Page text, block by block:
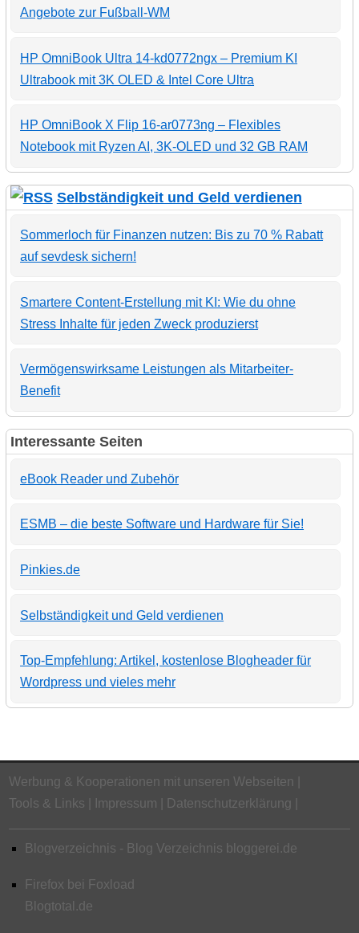
Angebote zur Fußball-WM
HP OmniBook Ultra 14-kd0772ngx – Premium KI
Ultrabook mit 3K OLED & Intel Core Ultra
HP OmniBook X Flip 16-ar0773ng – Flexibles
Notebook mit Ryzen AI, 3K-OLED und 32 GB RAM
Selbständigkeit und Geld verdienen
Sommerloch für Finanzen nutzen: Bis zu 70 % Rabatt
auf sevdesk sichern!
Smartere Content-Erstellung mit KI: Wie du ohne
Stress Inhalte für jeden Zweck produzierst
Vermögenswirksame Leistungen als Mitarbeiter-
Benefit
Interessante Seiten
eBook Reader und Zubehör
ESMB – die beste Software und Hardware für Sie!
Pinkies.de
Selbständigkeit und Geld verdienen
Top-Empfehlung: Artikel, kostenlose Blogheader für
Wordpress und vieles mehr
Werbung & Kooperationen mit unseren Webseiten
Tools & Links
Impressum Datenschutzerklärung
Blogverzeichnis - Blog Verzeichnis bloggerei.de
Firefox bei Foxload
Blogtotal.de